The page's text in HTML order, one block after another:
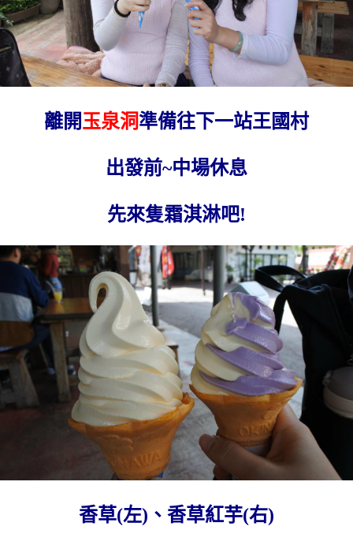
離開玉泉洞準備往下一站王國村
出發前~中場休息
先來隻霜淇淋吧!
香草(左)、香草紅芋(右)